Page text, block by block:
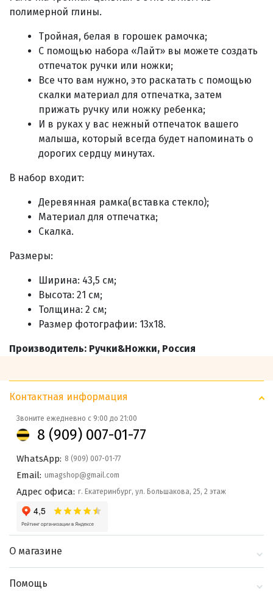
полимерной глины.
Тройная, белая в горошек рамочка;
С помощью набора «Лайт» вы можете создать
отпечаток ручки или ножки;
Все что вам нужно, это раскатать с помощью
скалки материал для отпечатка, затем
прижать ручку или ножку ребенка;
И в руках у вас нежный отпечаток вашего
малыша, который всегда будет напоминать о
дорогих сердцу минутах.
В набор входит:
Деревянная рамка(вставка стекло);
Материал для отпечатка;
Скалка.
Размеры:
Ширина: 43,5 см;
Высота: 21 см;
Толщина: 2 см;
Размер фотографии: 13х18.
Производитель: Ручки&Ножки, Россия
Контактная информация
Звоните ежедневно с 9:00 до 21:00
8 (909) 007-01-77
WhatsApp: 8 (909) 007-01-77
Email: umagshop@gmail.com
Адрес офиса: г. Екатеринбург, ул. Большакова, 25, 2 этаж
О магазине
Помощь